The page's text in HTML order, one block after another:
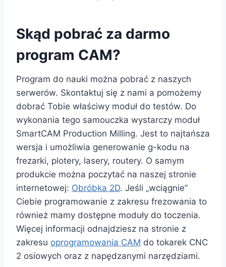
Skąd pobrać za darmo
program CAM?
Program do nauki można pobrać z naszych
serwerów. Skontaktuj się z nami a pomożemy
dobrać Tobie właściwy moduł do testów. Do
wykonania tego samouczka wystarczy moduł
SmartCAM Production Milling. Jest to najtańsza
wersja i umożliwia generowanie g-kodu na
frezarki, plotery, lasery, routery. O samym
produkcie można poczytać na naszej stronie
internetowej: Obróbka 2D. Jeśli „wciągnie”
Ciebie programowanie z zakresu frezowania to
również mamy dostępne moduły do toczenia.
Więcej informacji odnajdziesz na stronie z
zakresu oprogramowania CAM do tokarek CNC
2 osiowych oraz z napędzanymi narzędziami.